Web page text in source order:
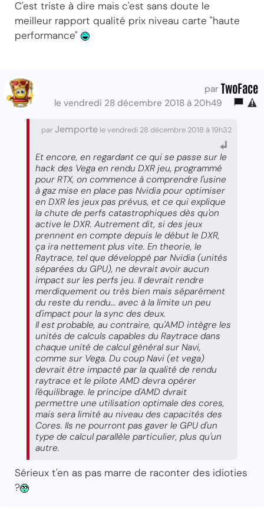
C'est triste à dire mais c'est sans doute le
meilleur rapport qualité prix niveau carte "haute
performance"
par TwoFace
le vendredi 28 décembre 2018 à 20h49
parJemporte le vendredi 28 décembre 2018 à 19h32
Et encore, en regardant ce qui se passe sur le
hack des Vega en rendu DXR jeu, programmé
pour RTX, on commence à comprendre l'usine
à gaz mise en place pas Nvidia pour optimiser
en DXR les jeux pas prévus, et ce qui explique
la chute de perfs catastrophiques dès qu'on
active le DXR. Autrement dit, si des jeux
prennent en compte depuis le début le DXR,
ça ira nettement plus vite. En theorie, le
Raytrace, tel que développé par Nvidia (unités
séparées du GPU), ne devrait avoir aucun
impact sur les perfs jeu. Il devrait rendre
merdiquement ou très bien mais séparément
du reste du rendu... avec à la limite un peu
d'impact pour la sync des deux.
Il est probable, au contraire, qu'AMD intègre les
unités de calculs capables du Raytrace dans
chaque unité de calcul général sur Navi,
comme sur Vega. Du coup Navi (et vega)
devrait être impacté par la qualité de rendu
raytrace et le pilote AMD devra opérer
l'équilibrage. le principe d'AMD dvrait
permettre une utilisation optimale des cores,
mais sera limité au niveau des capacités des
Cores. Ils ne pourront pas gaver le GPU d'un
type de calcul parallèle particulier, plus qu'un
autre.
Sérieux t'en as pas marre de raconter des idioties
?